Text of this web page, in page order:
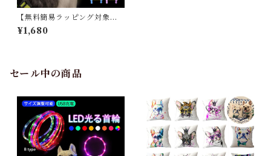
【無料簡易ラッピング対象】
犬用 LED ライト 光 ソフトバ
ンド 軽量 USB充電 明るい や
点灯 点滅 ペット用 ドッグラン
夜 安全 事故防止 安全グッズ L
¥1,680
セール中の商品